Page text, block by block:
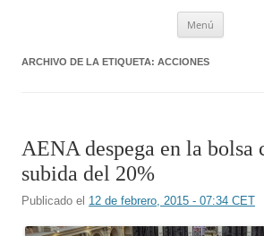
Menú
ARCHIVO DE LA ETIQUETA: ACCIONES
AENA despega en la bolsa
subida del 20%
Publicado el 12 de febrero, 2015 - 07:34 CET